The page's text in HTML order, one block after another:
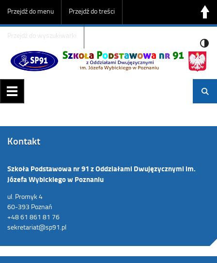
Przejdź do menu Przejdź do treści
Przejdź do wyszukiwarki
Kontakt
Szkoła Podstawowa nr 91 z Oddziałami Dwujęzycznymi im.
Józefa Wybickiego w Poznaniu
ul. Promyk 4
60-393 Poznań
+48 61 861 81 76
sekretariat@sp91.pl